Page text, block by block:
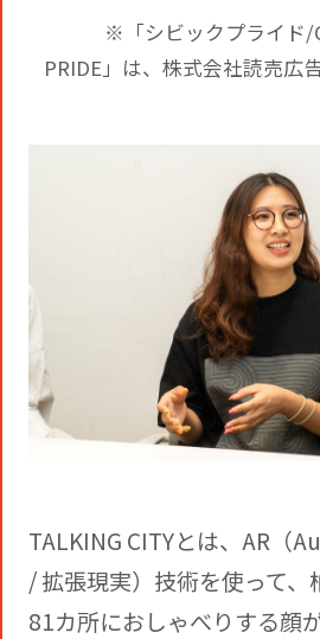
※「シビックプライド
PRIDE」は、株式会社読売広
TALKING CITYとは、AR（
/ 拡張現実）技術を使って
81カ所におしゃべりする顔